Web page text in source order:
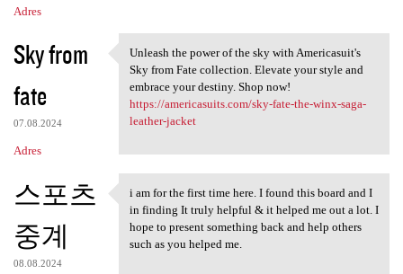
Adres
Sky from
fate
07.08.2024
Adres
Unleash the power of the sky
Unleash the power of the sky with Americasuit's
Sky from Fate collection. Elevate your style and
embrace your destiny. Shop now!
https://americasuits.com/sky-fate-the-winx-saga-
leather-jacket
스포츠
중계
08.08.2024
i am for the first time here.
i am for the first time here. I found this board and I
in finding It truly helpful & it helped me out a lot. I
hope to present something back and help others
such as you helped me.